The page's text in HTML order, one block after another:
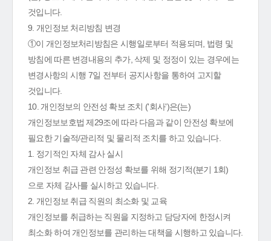
것입니다.
9. 개인정보 처리방침 변경
①이 개인정보처리방침은 시행일로부터 적용되며, 법령 및
방침에 따른 변경내용의 추가, 삭제 및 정정이 있는 경우에는
변경사항의 시행 7일 전부터 공지사항을 통하여 고지할
것입니다.
10. 개인정보의 안전성 확보 조치 ('회사')은(는)
개인정보보호법 제29조에 따라 다음과 같이 안전성 확보에
필요한 기술적/관리적 및 물리적 조치를 하고 있습니다.
1. 정기적인 자체 감사 실시
개인정보 취급 관련 안정성 확보를 위해 정기적(분기 1회)
으로 자체 감사를 실시하고 있습니다.
2. 개인정보 취급 직원의 최소화 및 교육
개인정보를 취급하는 직원을 지정하고 담당자에 한정시켜
최소화 하여 개인정보를 관리하는 대책을 시행하고 있습니다.